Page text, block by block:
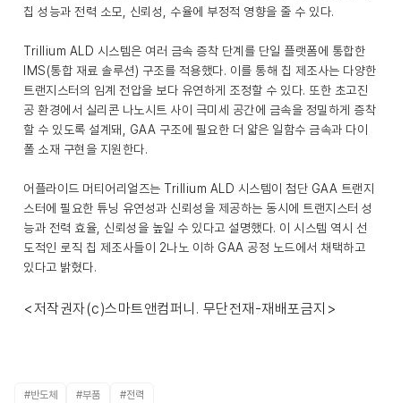
칩 성능과 전력 소모, 신뢰성, 수율에 부정적 영향을 줄 수 있다.
Trillium ALD 시스템은 여러 금속 증착 단계를 단일 플랫폼에 통합한
IMS(통합 재료 솔루션) 구조를 적용했다. 이를 통해 칩 제조사는 다양한
트랜지스터의 임계 전압을 보다 유연하게 조정할 수 있다. 또한 초고진
공 환경에서 실리콘 나노시트 사이 극미세 공간에 금속을 정밀하게 증착
할 수 있도록 설계돼, GAA 구조에 필요한 더 얇은 일함수 금속과 다이
폴 소재 구현을 지원한다.
어플라이드 머티어리얼즈는 Trillium ALD 시스템이 첨단 GAA 트랜지
스터에 필요한 튜닝 유연성과 신뢰성을 제공하는 동시에 트랜지스터 성
능과 전력 효율, 신뢰성을 높일 수 있다고 설명했다. 이 시스템 역시 선
도적인 로직 칩 제조사들이 2나노 이하 GAA 공정 노드에서 채택하고
있다고 밝혔다.
<저작권자(c)스마트앤컴퍼니. 무단전재-재배포금지>
#반도체 #부품 #전력